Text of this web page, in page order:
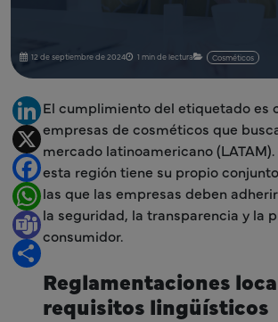
12 de septiembre de 2024 1 min de lectura Cosméticos
LinkedIn
X
Facebook
WhatsApp
Teams
El cumplimiento del etiquetado es
empresas de cosméticos que
mercado latinoamericano
esta región tiene su propio
las que las empresas deben
la seguridad, la transparencia y la
consumidor.
Reglamentaciones
requisitos lingüísticos